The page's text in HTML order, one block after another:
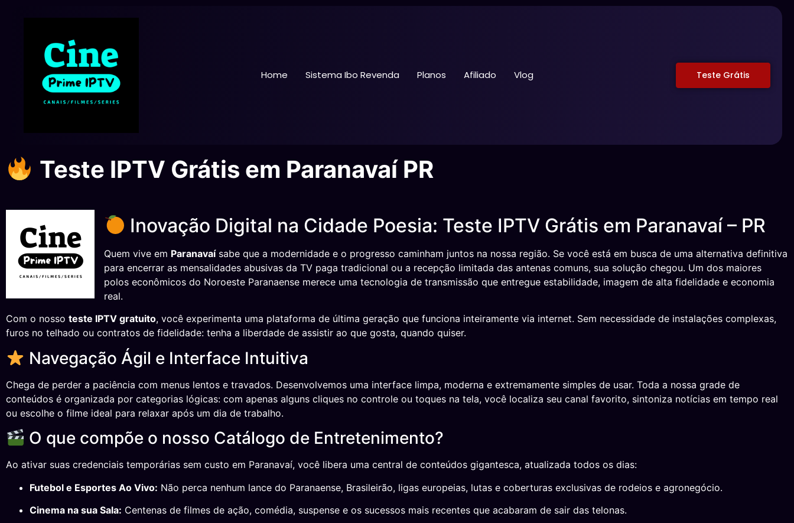
Home Sistema Ibo Revenda Planos Afiliado Vlog Teste Grátis
Teste IPTV Grátis em Paranavaí PR
Inovação Digital na Cidade Poesia: Teste IPTV Grátis em Paranavaí – PR
Quem vive em Paranavaísabe que a modernidade e o progresso caminham juntos na nossa região. Se você está em busca de uma alternativa definitiva
para encerrar as mensalidades abusivas da TV paga tradicional ou a recepção limitada das antenas comuns, sua solução chegou. Um dos maiores
polos econômicos do Noroeste Paranaense merece uma tecnologia de transmissão que entregue estabilidade, imagem de alta fidelidade e economia
real.
Com o nosso teste IPTV gratuito, você experimenta uma plataforma de última geração que funciona inteiramente via internet. Sem necessidade de instalações complexas,
furos no telhado ou contratos de fidelidade: tenha a liberdade de assistir ao que gosta, quando quiser.
Navegação Ágil e Interface Intuitiva
Chega de perder a paciência com menus lentos e travados. Desenvolvemos uma interface limpa, moderna e extremamente simples de usar. Toda a nossa grade de
conteúdos é organizada por categorias lógicas: com apenas alguns cliques no controle ou toques na tela, você localiza seu canal favorito, sintoniza notícias em tempo real
ou escolhe o filme ideal para relaxar após um dia de trabalho.
O que compõe o nosso Catálogo de Entretenimento?
Ao ativar suas credenciais temporárias sem custo em Paranavaí, você libera uma central de conteúdos gigantesca, atualizada todos os dias:
Futebol e Esportes Ao Vivo: Não perca nenhum lance do Paranaense, Brasileirão, ligas europeias, lutas e coberturas exclusivas de rodeios e agronegócio.
Cinema na sua Sala: Centenas de filmes de ação, comédia, suspense e os sucessos mais recentes que acabaram de sair das telonas.